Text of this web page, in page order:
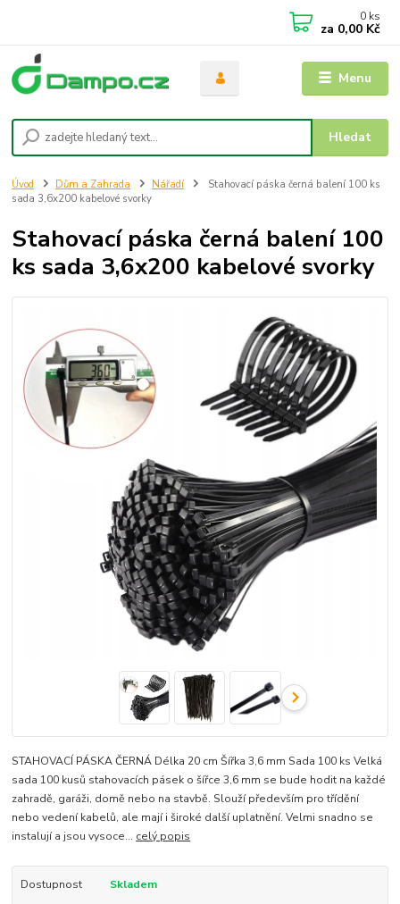
Menu
Hledat
0 ks
za 0,00 Kč
Úvod Dům a Zahrada Nářadí
Stahovací páska černá balení 100 ks
sada 3,6x200 kabelové svorky
Stahovací páska černá balení 100
ks sada 3,6x200 kabelové svorky
STAHOVACÍ PÁSKA ČERNÁ Délka 20 cm Šířka 3,6 mm Sada 100 ks Velká
sada 100 kusů stahovacích pásek o šířce 3,6 mm se bude hodit na každé
zahradě, garáži, domě nebo na stavbě. Slouží především pro třídění
nebo vedení kabelů, ale mají i široké další uplatnění. Velmi snadno se
instalují a jsou vysoce... celý popis
Dostupnost Skladem